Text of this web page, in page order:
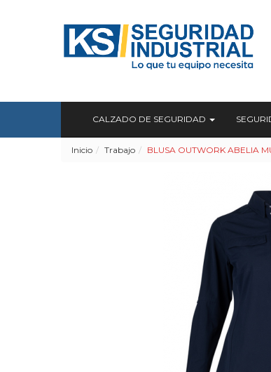
CALZADO DE SEGURIDAD
Inicio Trabajo BLUSA OUTWORK ABELIA